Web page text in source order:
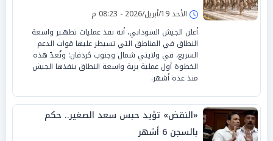
الأحد 19/أبريل/2026 - 08:23 م
أعلن الجيش السوداني، أنه نفذ عمليات تطهـير واسعة
النطاق في المناطق التي تسيطر عليها قوات الدعم
السريع، في ولايتي شمال وجنوب كردفان؛ وتُعدّ هذه
الخطوة أول عملية برية واسعة النطاق ينفذها الجيش
منذ عدة أشهر.
«النقض» تؤيد حبس سعد الصغير.. حكم
بالسجن 6 أشهر